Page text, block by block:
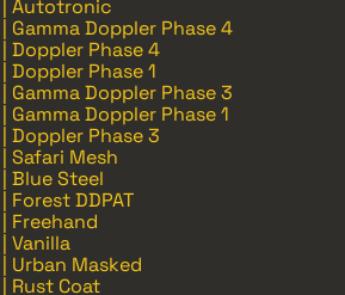
Autotronic
Doppler Phase 4
Doppler Phase 4
Phase 1
Doppler Phase 3
Doppler Phase 1
Doppler Phase 3
Safari Mesh
Blue Steel
DDPAT
Freehand
Vanilla
Urban Masked
Rust Coat